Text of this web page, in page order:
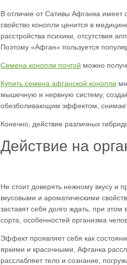
В отличие от Сативы Афганка имеет
свойство конопли ценится в
расстройства психики, отсутствия
Поэтому «Афган» пользуется
Семена конопли почтой можно
Купить семена афганской конопли
мышечную и нервную систему,
обезболивающим эффектом,
Конечно, действие различных
Действие на
Не стоит доверять нежному вкусу и
вкусовыми и ароматическими
заставят себя долго ждать, при
сорта, особенностей организма
Эффект проявляет себя как
яркими и красочными, Афганка
расслабляет тело и сознание,